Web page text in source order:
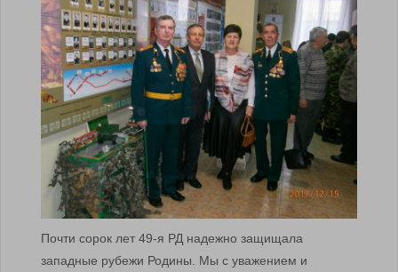
Почти сорок лет 49-я РД надежно защищала
западные рубежи Родины. Мы с уважением и